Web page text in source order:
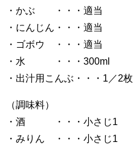
・かぶ ・・・適当
・にんじん・・・適当
・ゴボウ ・・・適当
・水 ・・・300ml
・出汁用こんぶ・・・1／2枚
（調味料）
・酒 ・・・小さじ1
・みりん ・・・小さじ1